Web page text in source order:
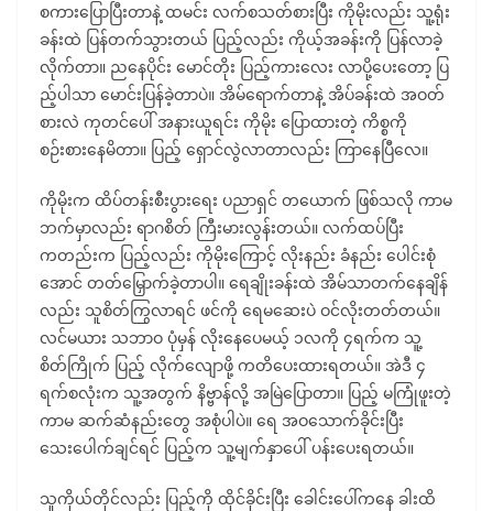
စကားပြောပြီးတာနဲ့ ထမင်း လက်စသတ်စားပြီး ကိုမိုးလည်း သူ့ရုံး
ခန်းထဲ ပြန်တက်သွားတယ် ပြည့်လည်း ကိုယ့်အခန်းကို ပြန်လာခဲ့
လိုက်တာ။ ညနေပိုင်း မောင်တိုး ပြည့်ကားလေး လာပို့ပေးတော့ ပြ
ည့်ပါသာ မောင်းပြန်ခဲ့တာပဲ။ အိမ်ရောက်တာနဲ့ အိပ်ခန်းထဲ အဝတ်
စားလဲ ကုတင်ပေါ် အနားယူရင်း ကိုမိုး ပြောထားတဲ့ ကိစ္စကို
စဉ်းစားနေမိတာ။ ပြည့် ရှောင်လွဲလာတာလည်း ကြာနေပြီလေ။
ကိုမိုးက ထိပ်တန်းစီးပွားရေး ပညာရှင် တယောက် ဖြစ်သလို ကာမ
ဘက်မှာလည်း ရာဂစိတ် ကြီးမားလွန်းတယ်။ လက်ထပ်ပြီး
ကတည်းက ပြည့်လည်း ကိုမိုးကြောင့် လိုးနည်း ခံနည်း ပေါင်းစုံ
အောင် တတ်မြှောက်ခဲ့တာပါ။ ရေချိုးခန်းထဲ အိမ်သာတက်နေချိန်
လည်း သူစိတ်ကြွလာရင် ဖင်ကို ရေမဆေးပဲ ဝင်လိုးတတ်တယ်။
လင်မယား သဘာဝ ပုံမှန် လိုးနေပေမယ့် ၁လကို ၄ရက်က သူ့
စိတ်ကြိုက် ပြည့် လိုက်လျောဖို့ ကတိပေးထားရတယ်။ အဲဒီ ၄
ရက်စလုံးက သူ့အတွက် နိဗ္ဗာန်လို့ အမြဲပြောတာ။ ပြည့် မကြုံဖူးတဲ့
ကာမ ဆက်ဆံနည်းတွေ အစုံပါပဲ။ ရေ အဝသောက်ခိုင်းပြီး
သေးပေါက်ချင်ရင် ပြည့်က သူ့မျက်နှာပေါ် ပန်းပေးရတယ်။
သူကိုယ်တိုင်လည်း ပြည့်ကို ထိုင်ခိုင်းပြီး ခေါင်းပေါ်ကနေ ခါးထိ